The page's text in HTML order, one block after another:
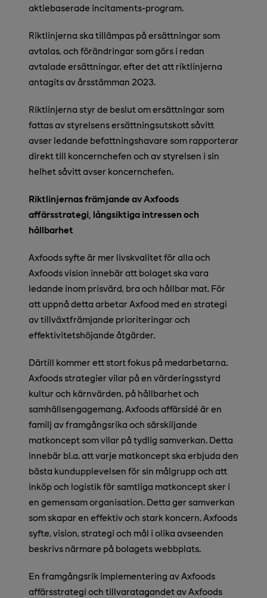
aktiebaserade incitaments-program.
Riktlinjerna ska tillämpas på ersättningar som
avtalas, och förändringar som görs i redan
avtalade ersättningar, efter det att riktlinjerna
antagits av årsstämman 2023.
Riktlinjerna styr de beslut om ersättningar som
fattas av styrelsens ersättningsutskott såvitt
avser ledande befattningshavare som rapporterar
direkt till koncernchefen och av styrelsen i sin
helhet såvitt avser koncernchefen.
Riktlinjernas främjande av Axfoods
affärsstrategi, långsiktiga intressen och
hållbarhet
Axfoods syfte är mer livskvalitet för alla och
Axfoods vision innebär att bolaget ska vara
ledande inom prisvärd, bra och hållbar mat. För
att uppnå detta arbetar Axfood med en strategi
av tillväxtfrämjande prioriteringar och
effektivitetshöjande åtgärder.
Därtill kommer ett stort fokus på medarbetarna.
Axfoods strategier vilar på en värderingsstyrd
kultur och kärnvärden, på hållbarhet och
samhällsengagemang. Axfoods affärsidé är en
familj av framgångsrika och särskiljande
matkoncept som vilar på tydlig samverkan. Detta
innebär bl.a. att varje matkoncept ska erbjuda den
bästa kundupplevelsen för sin målgrupp och att
inköp och logistik för samtliga matkoncept sker i
en gemensam organisation. Detta ger samverkan
som skapar en effektiv och stark koncern. Axfoods
syfte, vision, strategi och mål i olika avseenden
beskrivs närmare på bolagets webbplats.
En framgångsrik implementering av Axfoods
affärsstrategi och tillvaratagandet av Axfoods